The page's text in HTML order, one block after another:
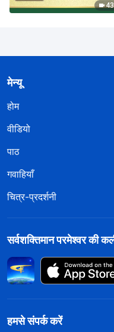
मेन्यू
होम
वीडियो
पाठ
गवाहियाँ
चित्र-प्रदर्शनी
सर्वशक्तिमान परमेश्वर की
हमसे संपर्क करें